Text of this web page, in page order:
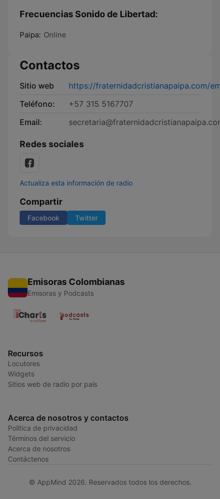
Frecuencias Sonido de Libertad:
Paipa: Online
Contactos
Sitio web
https://fraternidadcristianapaipa.com/
Teléfono:
+57 315 5167707
Email:
Redes sociales
Actualiza esta información de radio
Compartir
Facebook Twitter
Emisoras Colombianas
Emisoras y Podcasts
Recursos
Locutores
Widgets
Sitios web de radio por país
Acerca de nosotros y contactos
Política de privacidad
Términos del servicio
Acerca de nosotros
Contáctenos
© AppMind 2026. Reservados todos los derechos.